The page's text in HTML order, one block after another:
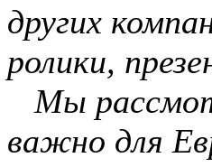
других
ролики,
Мы
важно для